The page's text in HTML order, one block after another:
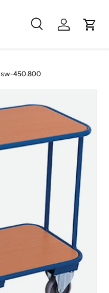
SucheEinloggen
sw-450.800